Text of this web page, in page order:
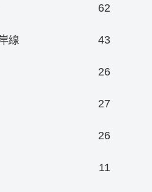
62
線 43
26
27
26
11